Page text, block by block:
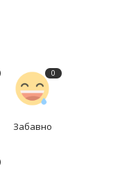
0
Забавно